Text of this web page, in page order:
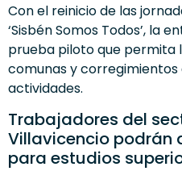
Con el reinicio de las
‘Sisbén Somos Todos’, la
prueba piloto que permita
comunas y
actividades.
Trabajadores del
Villavicencio podrán
para estudios